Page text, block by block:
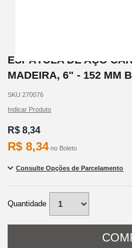
ESPÁTULA DE AÇO
MADEIRA, 6" - 152 MM
SKU 270076
Indicar Produto
R$ 8,34
R$ 8,34 no Boleto
Quantidade